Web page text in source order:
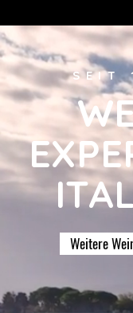
SEIT
Weitere